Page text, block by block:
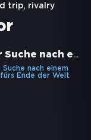
trip, rivalry
Auf der Suche nach einem Freund fürs Ende der Welt